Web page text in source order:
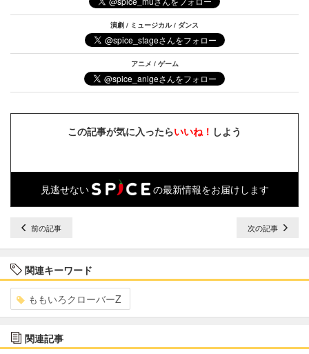
演劇 / ミュージカル / ダンス
アニメ / ゲーム
この記事が気に入ったらいいね！ しよう
見逃せない の最新情報をお届けします
前の記事 次の記事
関連キーワード
ももいろクローバーZ
関連記事